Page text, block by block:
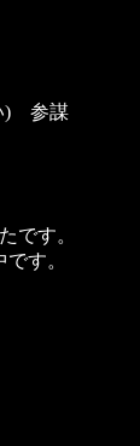
) 参謀
です。
す。